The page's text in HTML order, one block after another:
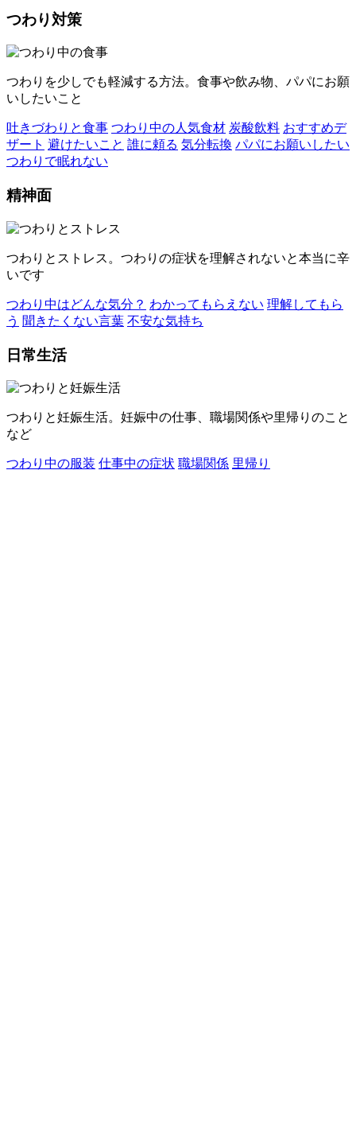
つわり対策
つわりを少しでも軽減する方法。食事や飲み物、パパにお願
いしたいこと
吐きづわりと食事 つわり中の人気食材 炭酸飲料 おすすめデ
ザート 避けたいこと 誰に頼る 気分転換 パパにお願いしたい
つわりで眠れない
精神面
つわりとストレス。つわりの症状を理解されないと本当に辛
いです
つわり中はどんな気分？ わかってもらえない 理解してもら
う 聞きたくない言葉 不安な気持ち
日常生活
つわりと妊娠生活。妊娠中の仕事、職場関係や里帰りのこと
など
つわり中の服装 仕事中の症状 職場関係 里帰り